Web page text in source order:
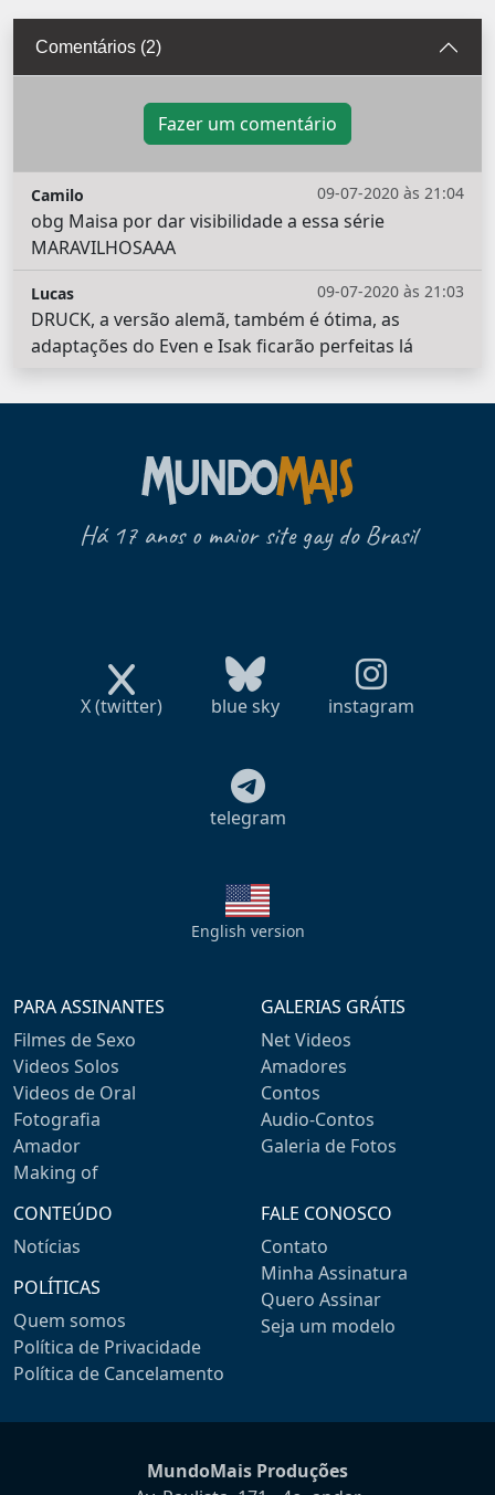
Comentários (2)
Fazer um comentário
09-07-2020 às 21:04
Camilo
obg Maisa por dar visibilidade a essa série
MARAVILHOSAAA
09-07-2020 às 21:03
Lucas
DRUCK, a versão alemã, também é ótima, as
adaptações do Even e Isak ficarão perfeitas lá
Há 17 anos o maior site gay do Brasil
X (twitter) blue sky instagram
telegram
English version
PARA ASSINANTES
Filmes de Sexo
Videos Solos
Videos de Oral
Fotografia
Amador
Making of
GALERIAS GRÁTIS
Net Videos
Amadores
Contos
Audio-Contos
Galeria de Fotos
CONTEÚDO
Notícias
POLÍTICAS
Quem somos
Política de Privacidade
Política de Cancelamento
FALE CONOSCO
Contato
Minha Assinatura
Quero Assinar
Seja um modelo
MundoMais Produções